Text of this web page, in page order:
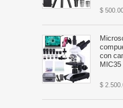
$
con
MIC35
$